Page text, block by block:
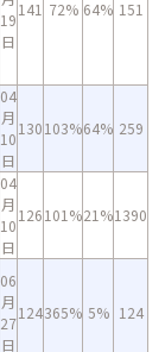
19
日
141 72% 64% 151
04
月
10
日
130103%64% 259
04
月
10
日
126101%21%1390
06
月
27
日
124365% 5% 124